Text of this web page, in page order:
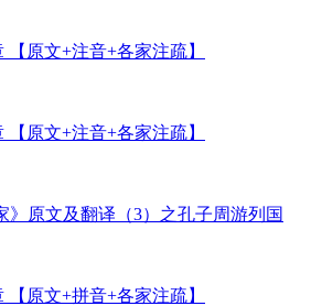
【原文+注音+各家注疏】
【原文+注音+各家注疏】
》原文及翻译（3）之孔子周游列国
【原文+拼音+各家注疏】